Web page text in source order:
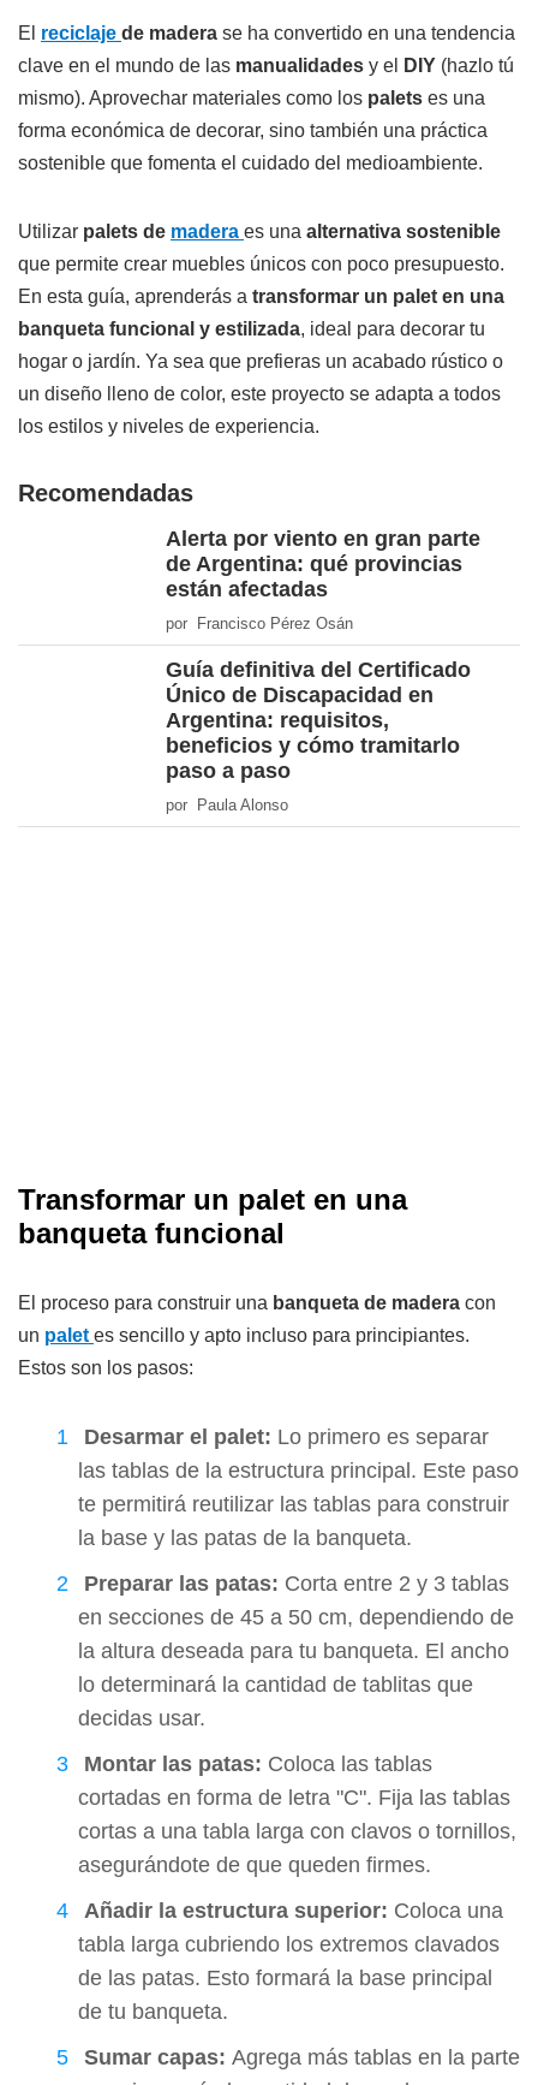
El reciclaje de madera se ha convertido en una tendencia
clave en el mundo de las manualidades y el DIY (hazlo tú
mismo). Aprovechar materiales como los palets es una
forma económica de decorar, sino también una práctica
sostenible que fomenta el cuidado del medioambiente.
Utilizar palets de madera es una alternativa sostenible
que permite crear muebles únicos con poco presupuesto.
En esta guía, aprenderás a transformar un palet en una
banqueta funcional y estilizada, ideal para decorar tu
hogar o jardín. Ya sea que prefieras un acabado rústico o
un diseño lleno de color, este proyecto se adapta a todos
los estilos y niveles de experiencia.
Recomendadas
Alerta por viento en gran parte
de Argentina: qué provincias
están afectadas
por Francisco Pérez Osán
Guía definitiva del Certificado
Único de Discapacidad en
Argentina: requisitos,
beneficios y cómo tramitarlo
paso a paso
por Paula Alonso
Transformar un palet en una
banqueta funcional
El proceso para construir una banqueta de madera con
un palet es sencillo y apto incluso para principiantes.
Estos son los pasos:
Desarmar el palet: Lo primero es separar
las tablas de la estructura principal. Este paso
te permitirá reutilizar las tablas para construir
la base y las patas de la banqueta.
Preparar las patas: Corta entre 2 y 3 tablas
en secciones de 45 a 50 cm, dependiendo de
la altura deseada para tu banqueta. El ancho
lo determinará la cantidad de tablitas que
decidas usar.
Montar las patas: Coloca las tablas
cortadas en forma de letra "C". Fija las tablas
cortas a una tabla larga con clavos o tornillos,
asegurándote de que queden firmes.
Añadir la estructura superior: Coloca una
tabla larga cubriendo los extremos clavados
de las patas. Esto formará la base principal
de tu banqueta.
Sumar capas: Agrega más tablas en la parte